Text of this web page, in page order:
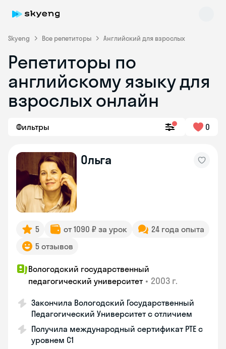
Skyeng Все репетиторы Английский для взрослых
Репетиторы по
английскому языку для
взрослых онлайн
Фильтры 0
Ольга
5 от 1090 ₽ за урок
24 года опыта
5 отзывов
Вологодский государственный
педагогический университет • 2003 г.
Закончила Вологодский Государственный
Педагогический Университет с отличием
Получила международный сертификат PTE с
уровнем C1
Skyeng Chat